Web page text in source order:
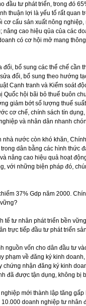
đầu tư phát triển, trong đó
thuận lợi là yếu tố rất quan
cấu sản xuất nông
nâng cao hiệu qủa của các
có cơ hội mở mang
bổ sung các thể chế cần
đổi, bổ sung theo hướng
Cạnh tranh và Kiểm soát
hội bãi bỏ thuế buôn
giảm bớt số lượng thuế
cơ chế, chính sách tín
và nhân dân nhanh
nước còn khó khăn,
dân bằng các hình thức
nâng cao hiệu quả hoạt
với những biện pháp đó,
37% Gdp năm 2000.
tế tư nhân phát triển bền
trực tiếp đầu tư phát triển
nguồn vốn cho dân đầu tư
phạm về đăng ký kinh
chứng nhận đăng ký kinh
đã được tận dụng, không bị
mới thành lập tăng
doanh nghiệp tư nhân